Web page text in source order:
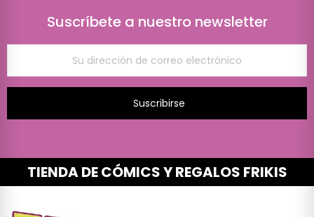
Suscríbete a nuestro newsletter
Suscribirse
TIENDA DE CÓMICS Y REGALOS FRIKIS